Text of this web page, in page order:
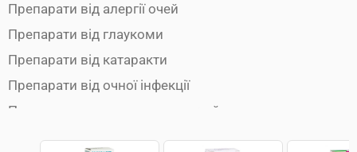
Препарати від алергії очей
Препарати від глаукоми
Препарати від катаракти
Препарати від очної інфекції
Препарати для зволоження очей
Розчини для лінз